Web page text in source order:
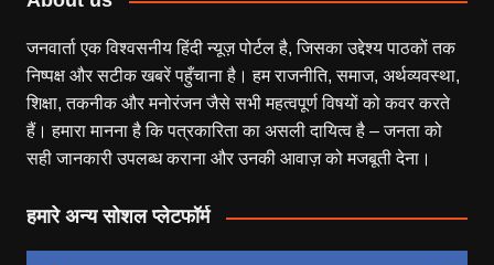
जनवार्ता एक विश्वसनीय हिंदी न्यूज़ पोर्टल है, जिसका उद्देश्य पाठकों तक
निष्पक्ष और सटीक खबरें पहुँचाना है। हम राजनीति, समाज, अर्थव्यवस्था,
शिक्षा, तकनीक और मनोरंजन जैसे सभी महत्वपूर्ण विषयों को कवर करते
हैं। हमारा मानना है कि पत्रकारिता का असली दायित्व है – जनता को
सही जानकारी उपलब्ध कराना और उनकी आवाज़ को मजबूती देना।
हमारे अन्य सोशल प्लेटफॉर्म